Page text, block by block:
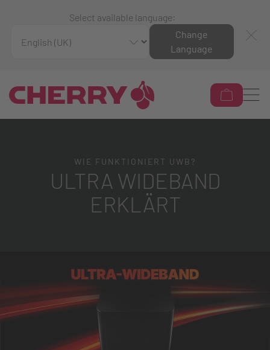
Select available language:
Change
Language
WIE FUNKTIONIERT UWB?
ULTRA WIDEBAND
ERKLÄRT